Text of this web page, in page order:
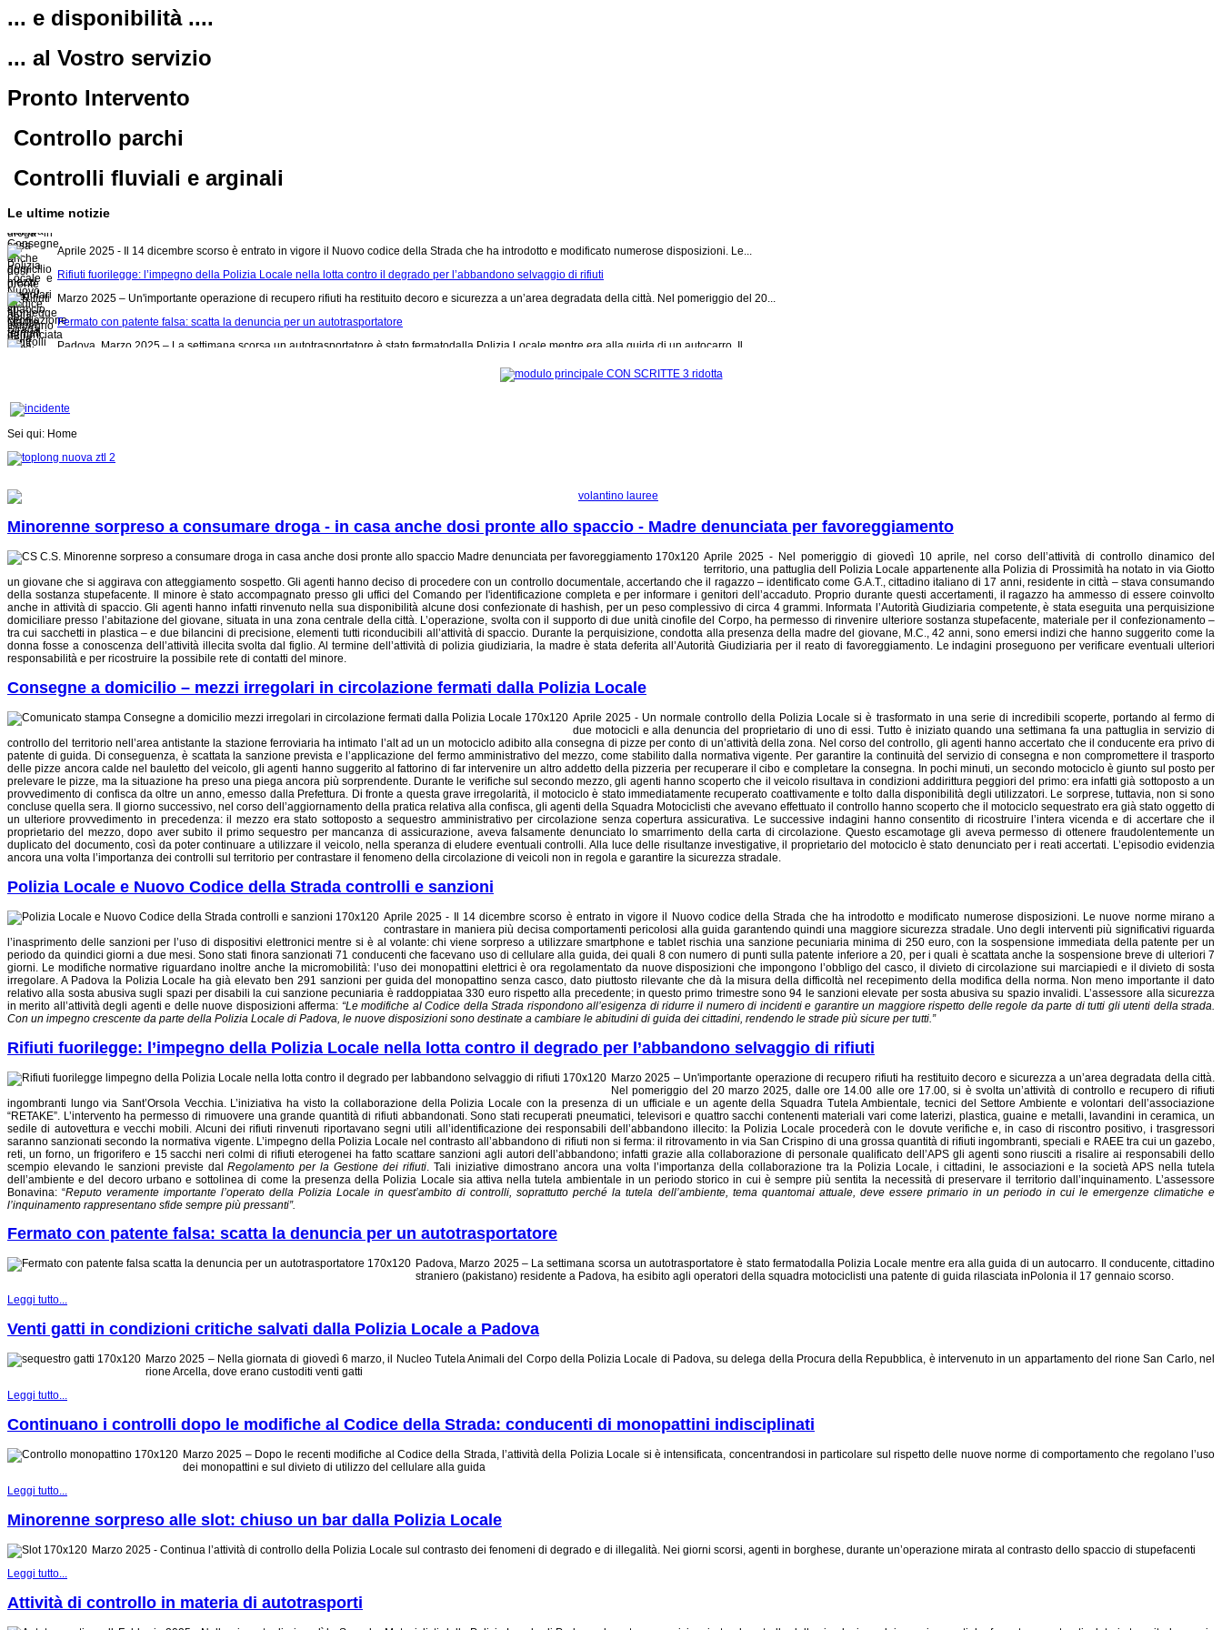
... e disponibilità ....
... al Vostro servizio
Pronto Intervento
Controllo parchi
Controlli fluviali e arginali
Le ultime notizie
Minorenne sorpreso a consumare droga - in casa anche dosi pronte allo spaccio - Madre denunciata per favoreggiamento
Aprile 2025 - Nel pomeriggio di giovedì 10 aprile, nel corso dell’attività di controllo dinamico del territorio, una pattuglia dell Polizia Locale...
Aprile 2025 - Un normale controllo della Polizia Locale si è trasformato in una serie di incredibili scoperte, portando al fermo di due motocicli...
Rifiuti fuorilegge: l’impegno della Polizia Locale nella lotta contro il degrado per l’abbandono selvaggio di rifiuti
Marzo 2025 – Un'importante operazione di recupero rifiuti ha restituito decoro e sicurezza a un’area degradata della città.
Fermato con patente falsa: scatta la denuncia per un autotrasportatore
Padova, Marzo 2025 –La settimana scorsa u n autotrasportatore è stato fermato
Venti gatti in condizioni critiche salvati dalla Polizia Locale a Padova
Marzo 2025 – Nella giornata di giovedì 6 marzo, il Nucleo Tutela Animali del Corpo della Polizia Locale di Padova, su delega della Procura della...
Marzo 2025 – Dopo le recenti modifiche al Codice della Strada, l’attività della Polizia Locale si è intensificata, concentrandosi in particolare...
Sei qui: Home
Minorenne sorpreso a consumare droga - in casa anche dosi pronte allo spaccio - Madre denunciata per favoreggiamento
Aprile 2025 - Nel pomeriggio di giovedì 10 aprile, nel corso dell’attività di controllo dinamico del
territorio, una pattuglia dell Polizia Locale appartenente alla Polizia di Prossimità ha notato in via Giotto
un giovane che si aggirava con atteggiamento sospetto. Gli agenti hanno deciso di procedere con un controllo documentale, accertando che il ragazzo – identificato come G.A.T., cittadino italiano di 17 anni, residente in città – stava consumando
della sostanza stupefacente. Il minore è stato accompagnato presso gli uffici del Comando per l'identificazione completa e per informare i genitori dell’accaduto. Proprio durante questi accertamenti, il ragazzo ha ammesso di essere coinvolto
anche in attività di spaccio. Gli agenti hanno infatti rinvenuto nella sua disponibilità alcune dosi confezionate di hashish, per un peso complessivo di circa 4 grammi. Informata l’Autorità Giudiziaria competente, è stata eseguita una perquisizione
domiciliare presso l’abitazione del giovane, situata in una zona centrale della città. L’operazione, svolta con il supporto di due unità cinofile del Corpo, ha permesso di rinvenire ulteriore sostanza stupefacente, materiale per il confezionamento –
tra cui sacchetti in plastica – e due bilancini di precisione, elementi tutti riconducibili all’attività di spaccio. Durante la perquisizione, condotta alla presenza della madre del giovane, M.C., 42 anni, sono emersi indizi che hanno suggerito come la
donna fosse a conoscenza dell’attività illecita svolta dal figlio. Al termine dell’attività di polizia giudiziaria, la madre è stata deferita all’Autorità Giudiziaria per il reato di favoreggiamento. Le indagini proseguono per verificare eventuali ulteriori
responsabilità e per ricostruire la possibile rete di contatti del minore.
Consegne a domicilio – mezzi irregolari in circolazione fermati dalla Polizia Locale
Aprile 2025 - Un normale controllo della Polizia Locale si è trasformato in una serie di incredibili scoperte, portando al fermo di
due motocicli e alla denuncia del proprietario di uno di essi. Tutto è iniziato quando una settimana fa una pattuglia in servizio di
controllo del territorio nell’area antistante la stazione ferroviaria ha intimato l’alt ad un un motociclo adibito alla consegna di pizze per conto di un’attività della zona. Nel corso del controllo, gli agenti hanno accertato che il conducente era privo di
patente di guida. Di conseguenza, è scattata la sanzione prevista e l’applicazione del fermo amministrativo del mezzo, come stabilito dalla normativa vigente. Per garantire la continuità del servizio di consegna e non compromettere il trasporto
delle pizze ancora calde nel bauletto del veicolo, gli agenti hanno suggerito al fattorino di far intervenire un altro addetto della pizzeria per recuperare il cibo e completare la consegna. In pochi minuti, un secondo motociclo è giunto sul posto per
prelevare le pizze, ma la situazione ha preso una piega ancora più sorprendente. Durante le verifiche sul secondo mezzo, gli agenti hanno scoperto che il veicolo risultava in condizioni addirittura peggiori del primo: era infatti già sottoposto a un
provvedimento di confisca da oltre un anno, emesso dalla Prefettura. Di fronte a questa grave irregolarità, il motociclo è stato immediatamente recuperato coattivamente e tolto dalla disponibilità degli utilizzatori. Le sorprese, tuttavia, non si sono
concluse quella sera. Il giorno successivo, nel corso dell’aggiornamento della pratica relativa alla confisca, gli agenti della Squadra Motociclisti che avevano effettuato il controllo hanno scoperto che il motociclo sequestrato era già stato oggetto di
un ulteriore provvedimento in precedenza: il mezzo era stato sottoposto a sequestro amministrativo per circolazione senza copertura assicurativa. Le successive indagini hanno consentito di ricostruire l’intera vicenda e di accertare che il
proprietario del mezzo, dopo aver subito il primo sequestro per mancanza di assicurazione, aveva falsamente denunciato lo smarrimento della carta di circolazione. Questo escamotage gli aveva permesso di ottenere fraudolentemente un
duplicato del documento, così da poter continuare a utilizzare il veicolo, nella speranza di eludere eventuali controlli. Alla luce delle risultanze investigative, il proprietario del motociclo è stato denunciato per i reati accertati. L’episodio evidenzia
ancora una volta l’importanza dei controlli sul territorio per contrastare il fenomeno della circolazione di veicoli non in regola e garantire la sicurezza stradale.
Polizia Locale e Nuovo Codice della Strada controlli e sanzioni
Aprile 2025 - Il 14 dicembre scorso è entrato in vigore il Nuovo codice della Strada che ha introdotto e modificato numerose disposizioni. Le nuove norme mirano a
contrastare in maniera più decisa comportamenti pericolosi alla guida garantendo quindi una maggiore sicurezza stradale. Uno degli interventi più significativi riguarda
l’inasprimento delle sanzioni per l’uso di dispositivi elettronici mentre si è al volante: chi viene sorpreso a utilizzare smartphone e tablet rischia una sanzione pecuniaria minima di 250 euro, con la sospensione immediata della patente per un
periodo da quindici giorni a due mesi. Sono stati finora sanzionati 71 conducenti che facevano uso di cellulare alla guida, dei quali 8 con numero di punti sulla patente inferiore a 20, per i quali è scattata anche la sospensione breve di ulteriori 7
giorni. Le modifiche normative riguardano inoltre anche la micromobilità: l’uso dei monopattini elettrici è ora regolamentato da nuove disposizioni che impongono l’obbligo del casco, il divieto di circolazione sui marciapiedi e il divieto di sosta
irregolare. A Padova la Polizia Locale ha già elevato ben 291 sanzioni per guida del monopattino senza casco, dato piuttosto rilevante che dà la misura della difficoltà nel recepimento della modifica della norma. Non meno importante il dato
relativo alla sosta abusiva sugli spazi per disabili la cui sanzione pecuniaria è raddoppiataa 330 euro rispetto alla precedente; in questo primo trimestre sono 94 le sanzioni elevate per sosta abusiva su spazio invalidi. L’assessore alla sicurezza
in merito all’attività degli agenti e delle nuove disposizioni afferma: “Le modifiche al Codice della Strada rispondono all’esigenza di ridurre il numero di incidenti e garantire un maggiore rispetto delle regole da parte di tutti gli utenti della strada.
Con un impegno crescente da parte della Polizia Locale di Padova , le nuove disposizioni sono destinate a cambiare le abitudini di guida dei cittadini , rendendo le strade più sicure per tutti.”
Rifiuti fuorilegge: l’impegno della Polizia Locale nella lotta contro il degrado per l’abbandono selvaggio di rifiuti
Marzo 2025 – Un'importante operazione di recupero rifiuti ha restituito decoro e sicurezza a un’area degradata della città.
Nel pomeriggio del 20 marzo 2025, dalle ore 14.00 alle ore 17.00, si è svolta un’attività di controllo e recupero di rifiuti
ingombranti lungo via Sant’Orsola Vecchia. L’iniziativa ha visto la collaborazione della Polizia Locale con la presenza di un ufficiale e un agente della Squadra Tutela Ambientale, tecnici del Settore Ambiente e volontari dell’associazione
“RETAKE”. L’intervento ha permesso di rimuovere una grande quantità di rifiuti abbandonati. Sono stati recuperati pneumatici, televisori e quattro sacchi contenenti materiali vari come laterizi, plastica, guaine e metalli, lavandini in ceramica, un
sedile di autovettura e vecchi mobili. Alcuni dei rifiuti rinvenuti riportavano segni utili all’identificazione dei responsabili dell’abbandono illecito: la Polizia Locale procederà con le dovute verifiche e, in caso di riscontro positivo, i trasgressori
saranno sanzionati secondo la normativa vigente. L’impegno della Polizia Locale nel contrasto all’abbandono di rifiuti non si ferma: il ritrovamento in via San Crispino di una grossa quantità di rifiuti ingombranti, speciali e RAEE tra cui un gazebo,
reti, un forno, un frigorifero e 15 sacchi neri colmi di rifiuti eterogenei ha fatto scattare sanzioni agli autori dell’abbandono; infatti grazie alla collaborazione di personale qualificato dell’APS gli agenti sono riusciti a risalire ai responsabili dello
scempio elevando le sanzioni previste dalRegolamento per la Gestione dei rifiuti . Tali iniziative dimostrano ancora una volta l’importanza della collaborazione tra la Polizia Locale, i cittadini, le associazioni e la società APS nella tutela
dell’ambiente e del decoro urbano e sottolinea di come la presenza della Polizia Locale sia attiva nella tutela ambientale in un periodo storico in cui è sempre più sentita la necessità di preservare il territorio dall’inquinamento. L’assessore
Bonavina: “Reputo veramente importante l’operato della Polizia Locale in quest’ambito di controlli, soprattutto perché la tutela dell’ambiente, tema quantomai attuale, deve essere primario in un periodo in cui le emergenze climatiche e
l’inquinamento rappresentano sfide sempre più pressanti”.
Fermato con patente falsa: scatta la denuncia per un autotrasportatore
Padova, Marzo 2025– La settimana scorsa un autotrasportatore è stato fermatodalla Polizia Locale mentre era alla guida di un autocarro. Il conducente, cittadino
straniero (pakistano) residente a Padova, ha esibito agli operatori del la squadra motociclisti una patente di guida rilasciata in Pol onia il 17 gennaio scorso.
Leggi tutto...
Venti gatti in condizioni critiche salvati dalla Polizia Locale a Padova
Marzo 2025 – Nella giornata di giovedì 6 marzo, il Nucleo Tutela Animali del Corpo della Polizia Locale di Padova, su delega della Procura della Repubblica, è intervenuto in un appartamento del rione San Carlo, nel
rione Arcella, dove erano custoditi venti gatti
Leggi tutto...
Continuano i controlli dopo le modifiche al Codice della Strada: conducenti di monopattini indisciplinati
Marzo 2025 – Dopo le recenti modifiche al Codice della Strada, l’attività della Polizia Locale si è intensificata, concentrandosi in particolare sul rispetto delle nuove norme di comportamento che regolano l’uso
dei monopattini e sul divieto di utilizzo del cellulare alla guida
Leggi tutto...
Minorenne sorpreso alle slot: chiuso un bar dalla Polizia Locale
Marzo 2025 - Continua l’attività di controllo della Polizia Locale sul contrasto dei fenomeni di degrado e di illegalità. Nei giorni scorsi, agenti in borghese, durante un’operazione mirata al contrasto dello spaccio di stupefacenti
Leggi tutto...
Attività di controllo in materia di autotrasporti